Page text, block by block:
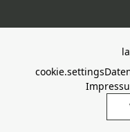
cookie.settings